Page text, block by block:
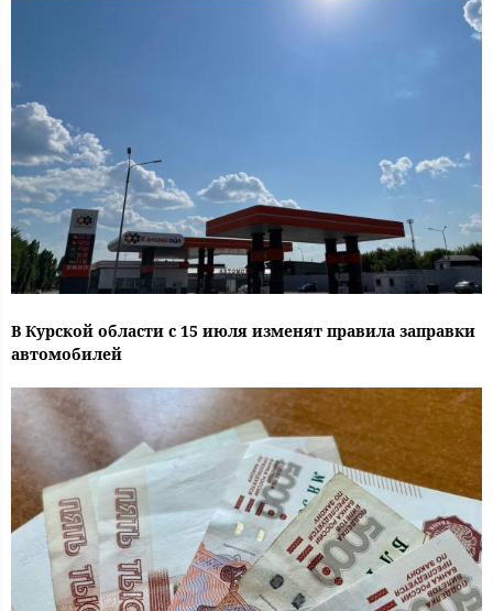
В Курской области с 15 июля изменят правила заправки
автомобилей